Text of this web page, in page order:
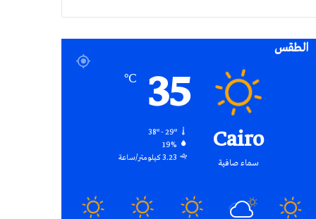
الطقس
Cairo
سماء صافية
35
℃
38º - 29º
19%
3.23 كيلومتر/ساعة